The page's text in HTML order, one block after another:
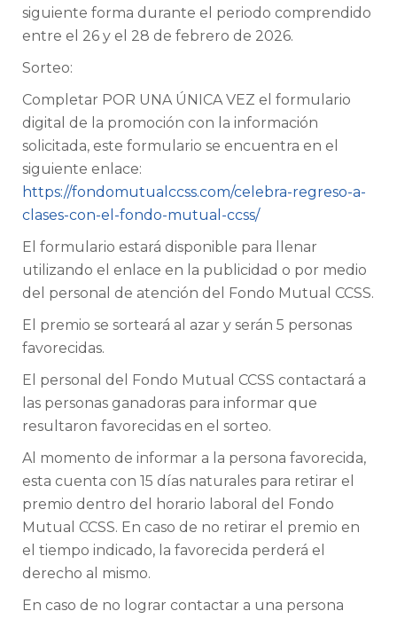
siguiente forma durante el periodo comprendido
entre el 26 y el 28 de febrero de 2026.
Sorteo:
Completar POR UNA ÚNICA VEZ el formulario
digital de la promoción con la información
solicitada, este formulario se encuentra en el
siguiente enlace:
https://fondomutualccss.com/celebra-regreso-a-
clases-con-el-fondo-mutual-ccss/
El formulario estará disponible para llenar
utilizando el enlace en la publicidad o por medio
del personal de atención del Fondo Mutual CCSS.
El premio se sorteará al azar y serán 5 personas
favorecidas.
El personal del Fondo Mutual CCSS contactará a
las personas ganadoras para informar que
resultaron favorecidas en el sorteo.
Al momento de informar a la persona favorecida,
esta cuenta con 15 días naturales para retirar el
premio dentro del horario laboral del Fondo
Mutual CCSS. En caso de no retirar el premio en
el tiempo indicado, la favorecida perderá el
derecho al mismo.
En caso de no lograr contactar a una persona